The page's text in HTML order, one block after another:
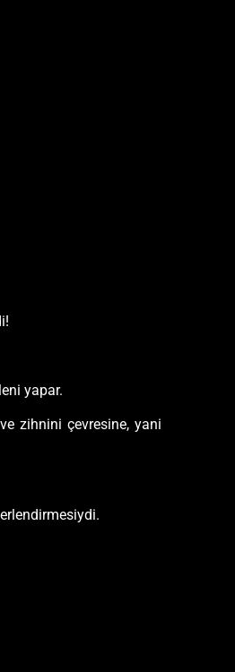
yapar.
zihnini çevresine, yani